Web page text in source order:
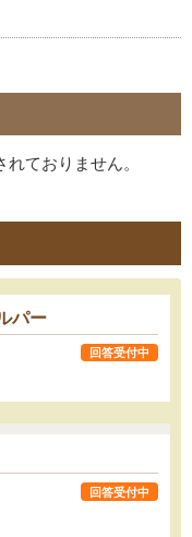
ておりません。
パー
回答受付中
回答受付中